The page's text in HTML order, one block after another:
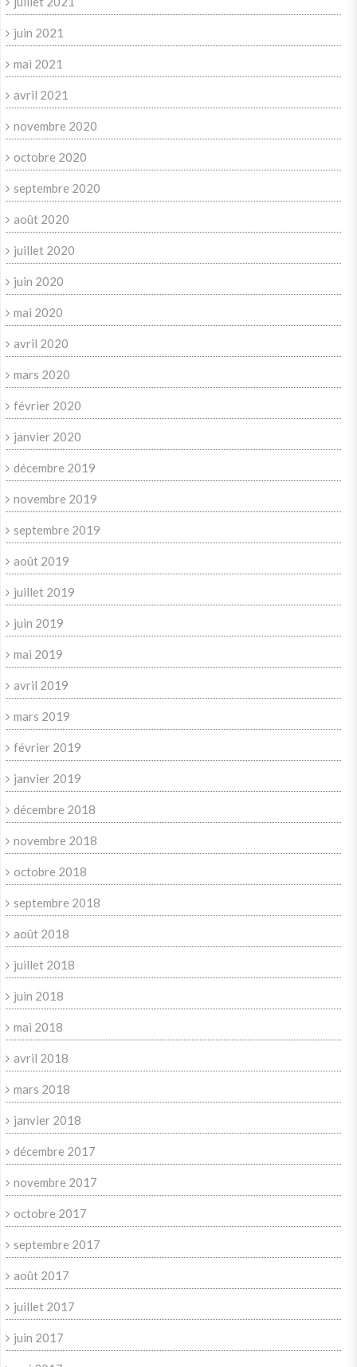
juin 2021
mai 2021
avril 2021
novembre 2020
octobre 2020
septembre 2020
août 2020
juillet 2020
juin 2020
mai 2020
avril 2020
mars 2020
février 2020
janvier 2020
décembre 2019
novembre 2019
septembre 2019
août 2019
juillet 2019
juin 2019
mai 2019
avril 2019
mars 2019
février 2019
janvier 2019
décembre 2018
novembre 2018
octobre 2018
septembre 2018
août 2018
juillet 2018
juin 2018
mai 2018
avril 2018
mars 2018
janvier 2018
décembre 2017
novembre 2017
octobre 2017
septembre 2017
août 2017
juillet 2017
juin 2017